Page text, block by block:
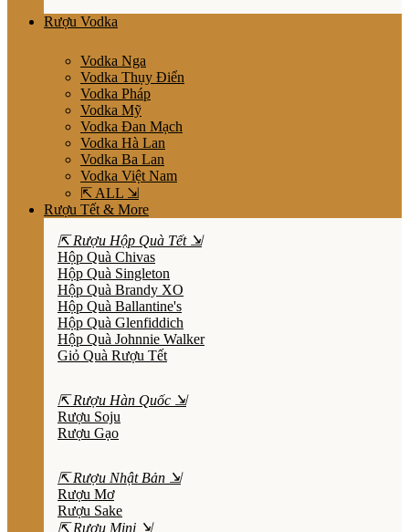
Rượu Vodka
Vodka Nga
Vodka Thụy Điển
Vodka Pháp
Vodka Mỹ
Vodka Đan Mạch
Vodka Hà Lan
Vodka Ba Lan
Vodka Việt Nam
⇱ ALL ⇲
Rượu Tết & More
⇱ Rượu Hộp Quà Tết ⇲
Hộp Quà Chivas
Hộp Quà Singleton
Hộp Quà Brandy XO
Hộp Quà Ballantine's
Hộp Quà Glenfiddich
Hộp Quà Johnnie Walker
Giỏ Quà Rượu Tết
⇱ Rượu Hàn Quốc ⇲
Rượu Soju
Rượu Gạo
⇱ Rượu Nhật Bản ⇲
Rượu Mơ
Rượu Sake
⇱ Rượu Mini ⇲